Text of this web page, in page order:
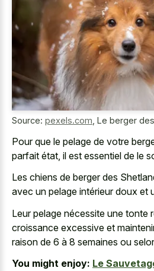
Source: pexels.com Le berger
Pour que le pelage de votre
parfait état, il est essentiel de le
Les chiens de berger des
avec un pelage intérieur doux et
Leur pelage nécessite une tonte
croissance excessive et
raison de 6 à 8 semaines ou
You might enjoy: Le